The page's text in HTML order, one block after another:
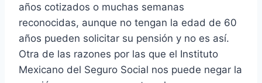
años cotizados o muchas semanas
reconocidas, aunque no tengan la edad de 60
años pueden solicitar su pensión y no es así.
Otra de las razones por las que el Instituto
Mexicano del Seguro Social nos puede negar la